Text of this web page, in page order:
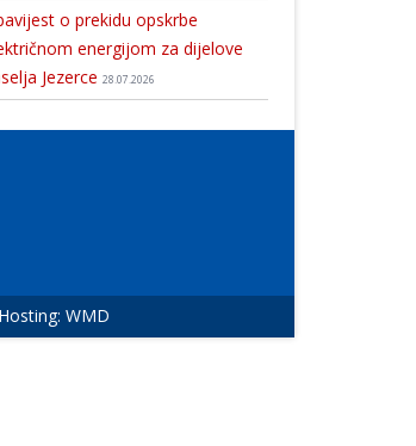
o prekidu opskrbe
energijom za dijelove
Jezerce 28.07.2026
WMD